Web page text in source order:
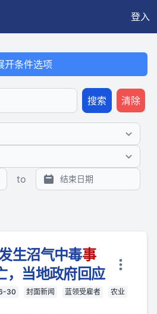
登入
开条件选项
搜索 清除
to
生沼气中毒事
，当地政府回应
30 封面新闻 蓝领受雇者
农业